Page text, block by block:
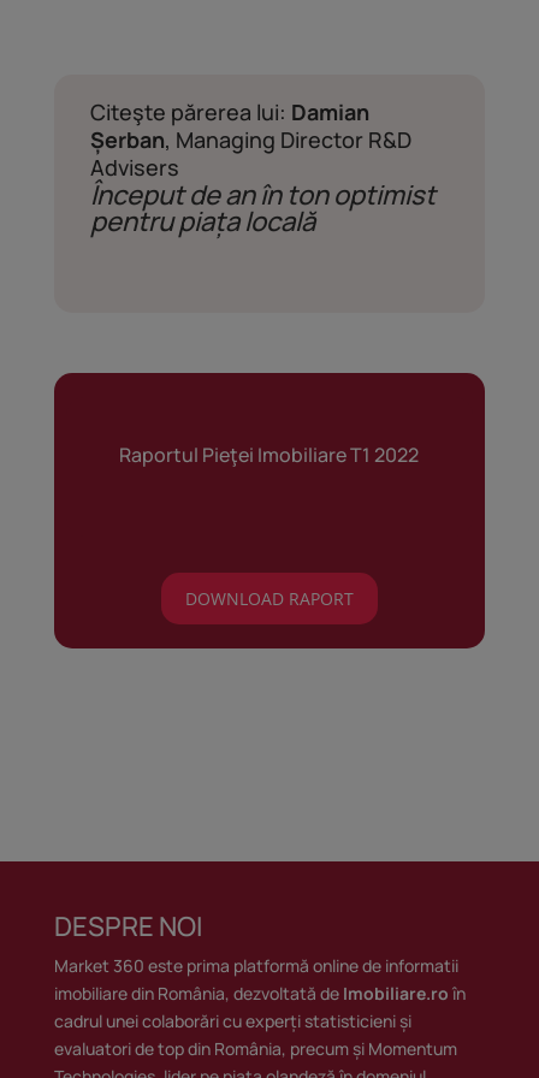
Citeşte părerea lui: Damian
Șerban, Managing Director R&D
Advisers
Început de an în ton optimist
pentru piața locală
Raportul Pieţei Imobiliare T1 2022
DOWNLOAD RAPORT
DESPRE NOI
Market 360 este prima platformă online de informatii
imobiliare din România, dezvoltată de Imobiliare.ro în
cadrul unei colaborări cu experți statisticieni și
evaluatori de top din România, precum și Momentum